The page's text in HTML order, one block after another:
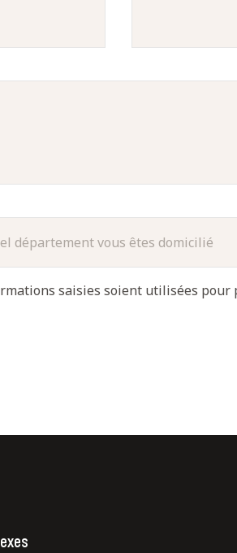
saisies soient utilisées pour